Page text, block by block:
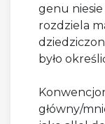
genu
rozdziela
było
główny/